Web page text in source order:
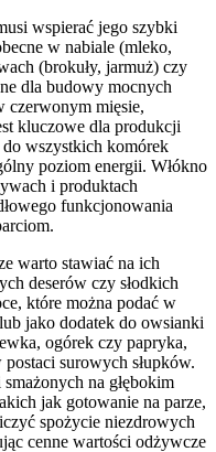
wspierać jego szybki
w nabiale (mleko,
(brokuły, jarmuż) czy
dla budowy mocnych
czerwonym mięsie,
kluczowe dla produkcji
wszystkich komórek
poziom energii. Włókno
i produktach
funkcjonowania
warto stawiać na ich
deserów czy słodkich
które można podać w
jako dodatek do owsianki
ogórek czy papryka,
surowych słupków.
na głębokim
jak gotowanie na parze,
spożycie niezdrowych
cenne wartości odżywcze